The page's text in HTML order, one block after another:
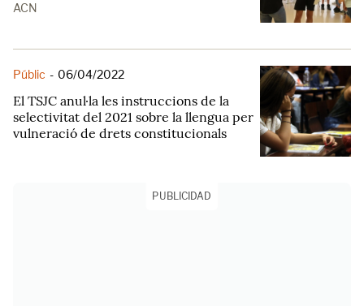
ACN
Públic - 06/04/2022
El TSJC anul·la les instruccions de la
selectivitat del 2021 sobre la llengua per
vulneració de drets constitucionals
PUBLICIDAD